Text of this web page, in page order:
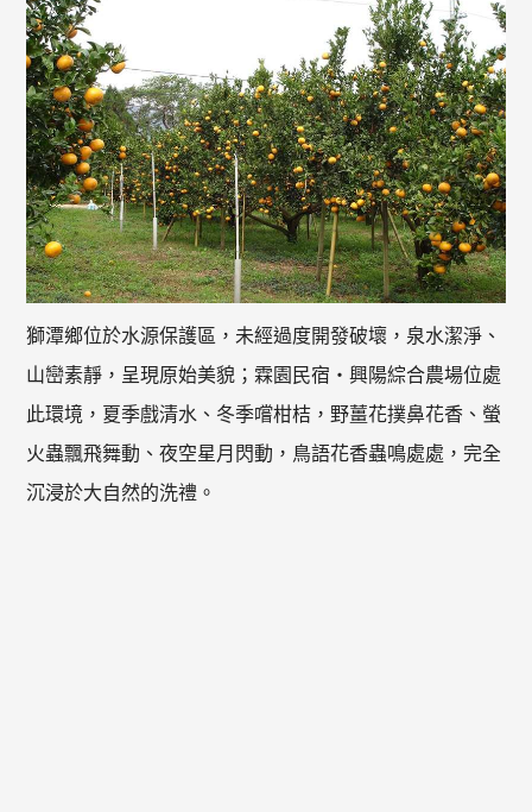
獅潭鄉位於水源保護區，未經過度開發破壞，泉水潔淨、
山巒素靜，呈現原始美貌；霖園民宿‧興陽綜合農場位處
此環境，夏季戲清水、冬季嚐柑桔，野薑花撲鼻花香、螢
火蟲飄飛舞動、夜空星月閃動，鳥語花香蟲鳴處處，完全
沉浸於大自然的洗禮。